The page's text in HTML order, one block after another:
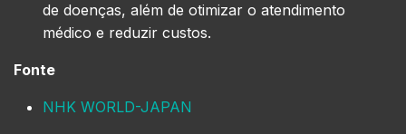
de doenças, além de otimizar o atendimento
médico e reduzir custos.
Fonte
NHK WORLD-JAPAN